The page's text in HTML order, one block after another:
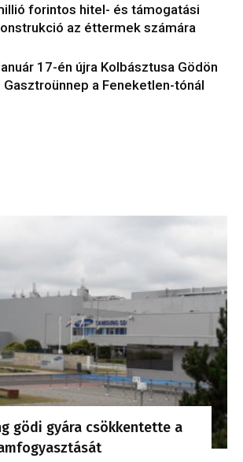
forintos hitel- és támogatási
az éttermek számára
17-én újra Kolbásztusa Gödön
Gasztroünnep a Feneketlen-tónál
gödi gyára csökkentette a